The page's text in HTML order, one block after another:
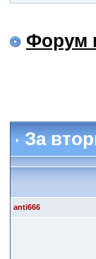
Форум
За
anti666